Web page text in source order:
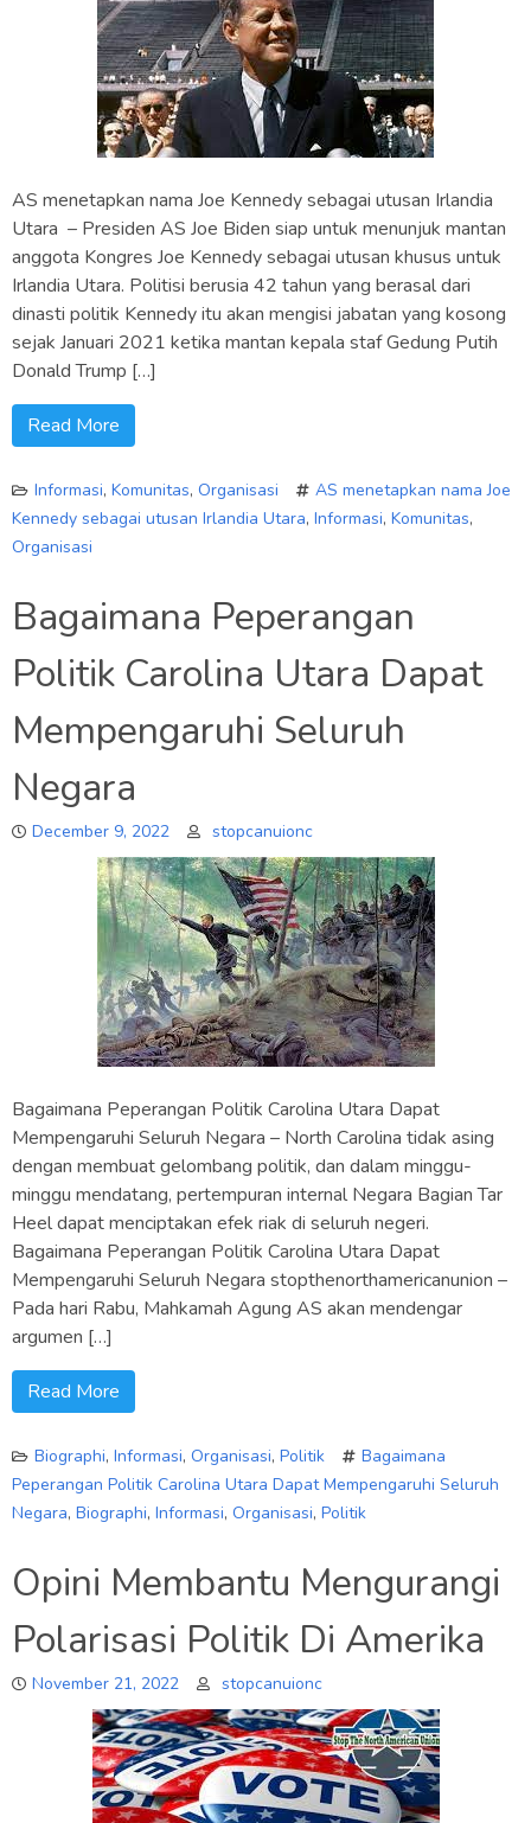
AS menetapkan nama Joe Kennedy sebagai utusan Irlandia
Utara – Presiden AS Joe Biden siap untuk menunjuk mantan
anggota Kongres Joe Kennedy sebagai utusan khusus untuk
Irlandia Utara. Politisi berusia 42 tahun yang berasal dari
dinasti politik Kennedy itu akan mengisi jabatan yang kosong
sejak Januari 2021 ketika mantan kepala staf Gedung Putih
Donald Trump […]
Read More
Informasi, Komunitas, Organisasi
AS menetapkan nama Joe
Kennedy sebagai utusan Irlandia Utara, Informasi, Komunitas,
Organisasi
Bagaimana Peperangan
Politik Carolina Utara Dapat
Mempengaruhi Seluruh
Negara
December 9, 2022 stopcanuionc
Bagaimana Peperangan Politik Carolina Utara Dapat
Mempengaruhi Seluruh Negara – North Carolina tidak asing
dengan membuat gelombang politik, dan dalam minggu-
minggu mendatang, pertempuran internal Negara Bagian Tar
Heel dapat menciptakan efek riak di seluruh negeri.
Bagaimana Peperangan Politik Carolina Utara Dapat
Mempengaruhi Seluruh Negara stopthenorthamericanunion –
Pada hari Rabu, Mahkamah Agung AS akan mendengar
argumen […]
Read More
Biographi, Informasi, Organisasi, Politik
Bagaimana
Peperangan Politik Carolina Utara Dapat Mempengaruhi Seluruh
Negara, Biographi, Informasi, Organisasi, Politik
Opini Membantu Mengurangi
Polarisasi Politik Di Amerika
November 21, 2022 stopcanuionc